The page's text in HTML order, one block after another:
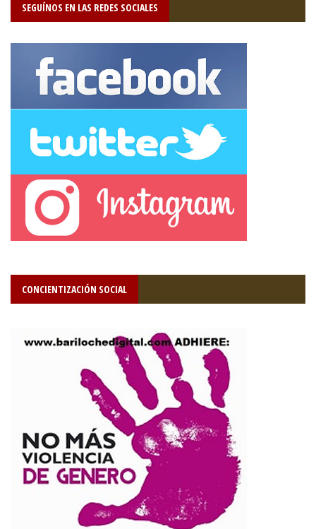
SEGUÍNOS EN LAS REDES SOCIALES
CONCIENTIZACIÓN SOCIAL